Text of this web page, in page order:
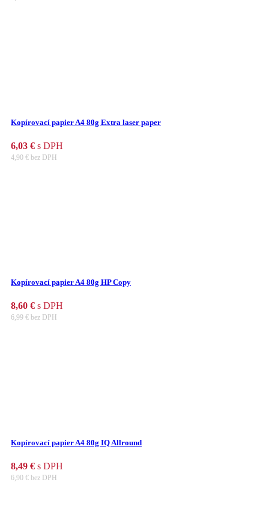
Kopírovací papier A4 80g Extra laser paper
6,03 € s DPH
4,90 € bez DPH
Kopírovací papier A4 80g HP Copy
8,60 € s DPH
6,99 € bez DPH
Kopírovací papier A4 80g IQ Allround
8,49 € s DPH
6,90 € bez DPH